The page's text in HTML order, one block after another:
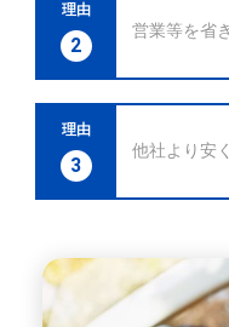
理由
2
営業等を省
理由
3
他社より安